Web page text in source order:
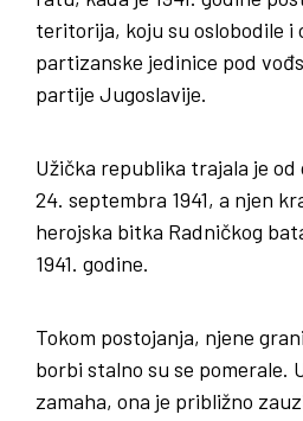
teritorija, koju su oslobodile i
partizanske jedinice pod
partije Jugoslavije.
Užička republika trajala je od
24. septembra 1941, a njen
herojska bitka Radničkog
1941. godine.
Tokom postojanja, njene
borbi stalno su se pomerale.
zamaha, ona je približno